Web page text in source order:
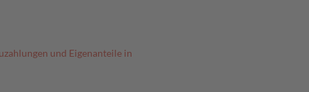
und Eigenanteile in